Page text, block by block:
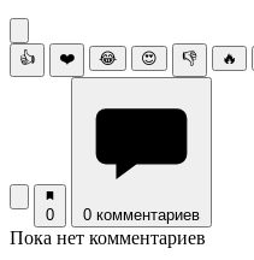
👍 ❤️ 😂 😍 👎 🔥
0 0 комментариев
Пока нет комментариев